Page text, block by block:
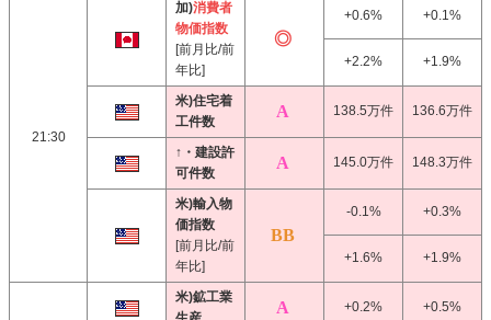
21:30
加)消費者
物価指数
[前月比/前
年比]
+0.6% +0.1%
+2.2% +1.9%
米)住宅着
工件数
138.5万件 136.6万件
↑・建設許
可件数
145.0万件 148.3万件
米)輸入物
価指数
[前月比/前
年比]
-0.1% +0.3%
+1.6% +1.9%
米)鉱工業
+0.2% +0.5%